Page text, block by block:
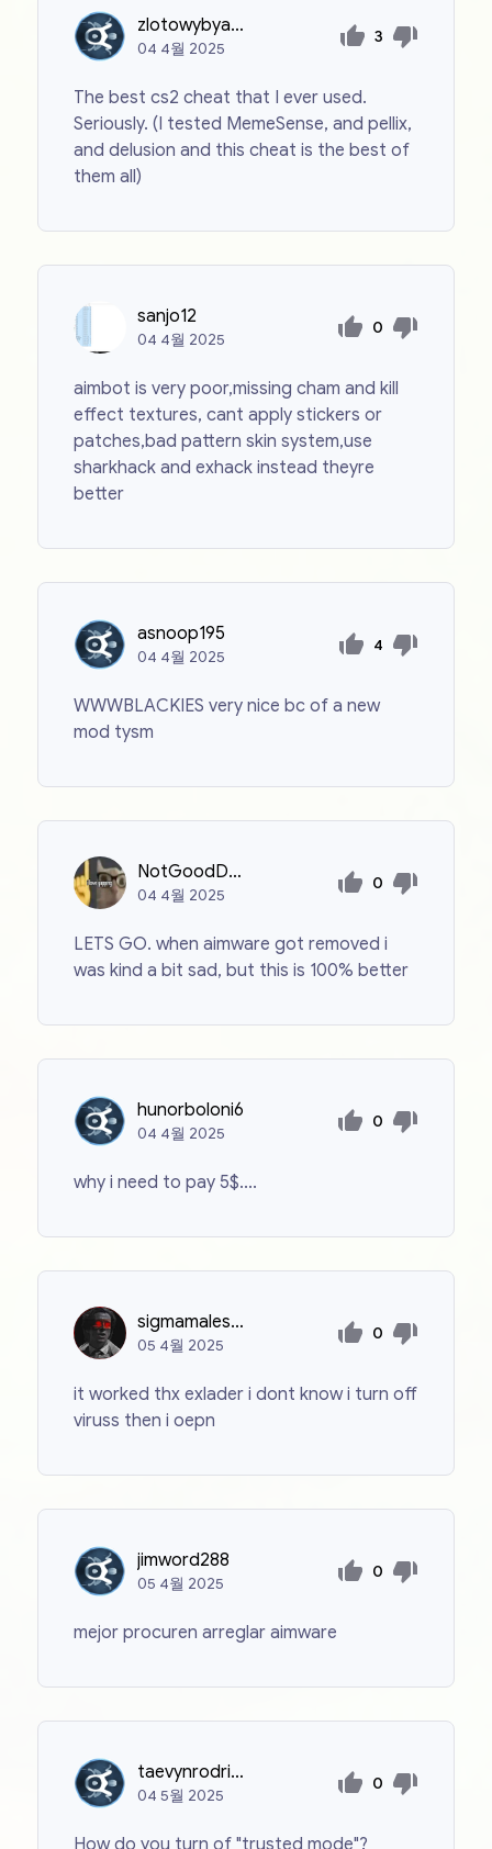
zlotowybyantonigasior
04 4월 2025
3
The best cs2 cheat that I ever used.
Seriously. (I tested MemeSense, and pellix,
and delusion and this cheat is the best of
them all)
sanjo12
04 4월 2025
0
aimbot is very poor,missing cham and kill
effect textures, cant apply stickers or
patches,bad pattern skin system,use
sharkhack and exhack instead theyre
better
asnoop195
04 4월 2025
4
WWWBLACKIES very nice bc of a new
mod tysm
NotGoodDonut
04 4월 2025
0
LETS GO. when aimware got removed i
was kind a bit sad, but this is 100% better
hunorboloni6
04 4월 2025
0
why i need to pay 5$....
sigmamales125
05 4월 2025
0
it worked thx exlader i dont know i turn off
viruss then i oepn
jimword288
05 4월 2025
0
mejor procuren arreglar aimware
taevynrodriguez
045월 2025
0